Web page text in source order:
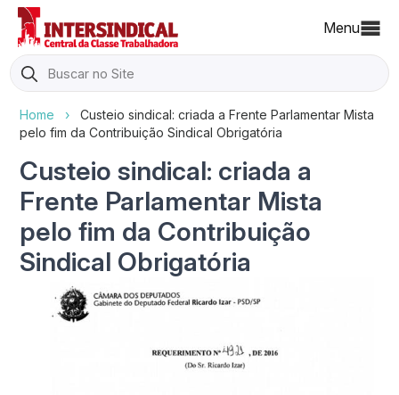
Menu
Search
for:
Home ›
Custeio sindical: criada a Frente Parlamentar Mista
pelo fim da Contribuição Sindical Obrigatória
Custeio sindical: criada a
Frente Parlamentar Mista
pelo fim da Contribuição
Sindical Obrigatória